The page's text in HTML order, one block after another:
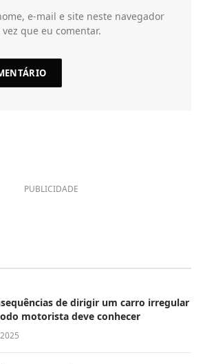
e-mail e site neste navegador
que eu comentar.
PUBLICIDADE
de dirigir um carro irregular
motorista deve conhecer